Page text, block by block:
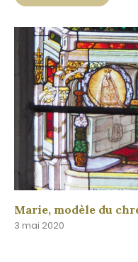
Marie, modèle du
3 mai 2020